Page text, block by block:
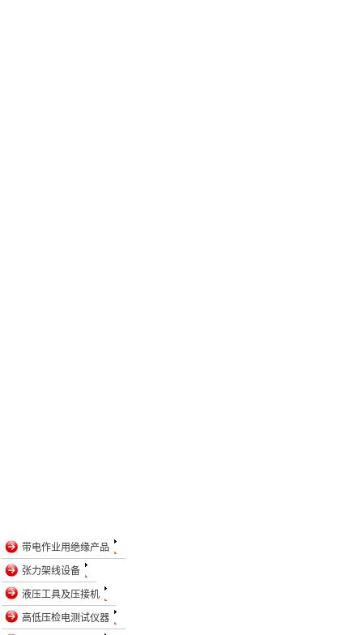
带电作业用绝缘产品
张力架线设备
液压工具及压接机
高低压检电测试仪器